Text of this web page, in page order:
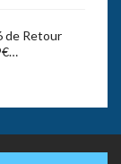
de Retour